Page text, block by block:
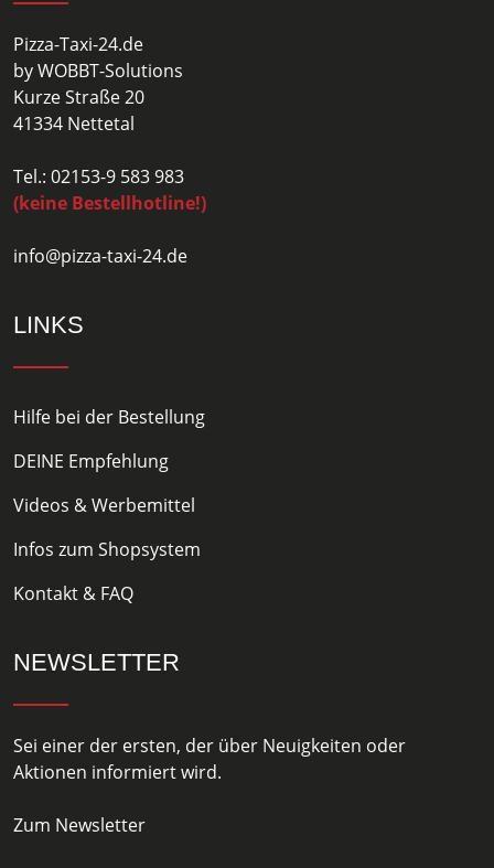
Pizza-Taxi-24.de
by WOBBT-Solutions
Kurze Straße 20
41334 Nettetal
Tel.: 02153-9 583 983
(keine Bestellhotline!)
info@pizza-taxi-24.de
LINKS
Hilfe bei der Bestellung
DEINE Empfehlung
Videos & Werbemittel
Infos zum Shopsystem
Kontakt & FAQ
NEWSLETTER
Sei einer der ersten, der über Neuigkeiten oder
Aktionen informiert wird.
Zum Newsletter